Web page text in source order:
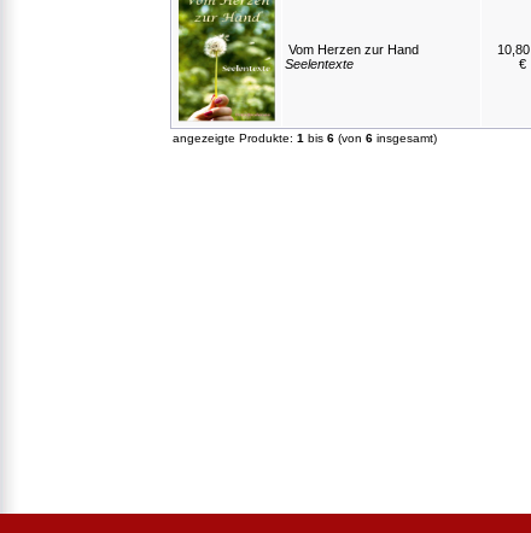
Vom Herzen zur Hand
Seelentexte
10,80
€
angezeigte Produkte: 1 bis 6 (von 6 insgesamt)